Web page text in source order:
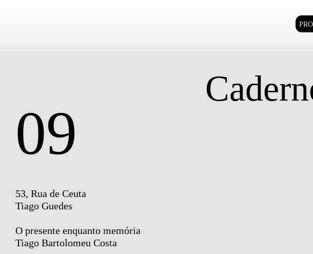
09
53, Rua de Ceuta
Tiago Guedes
O presente enquanto memória
Tiago Bartolomeu Costa